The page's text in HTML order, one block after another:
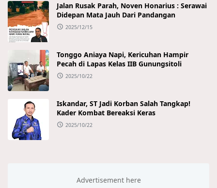
Jalan Rusak Parah, Noven Honarius : Serawai
Didepan Mata Jauh Dari Pandangan
2025/12/15
Tonggo Aniaya Napi, Kericuhan Hampir
Pecah di Lapas Kelas IIB Gunungsitoli
2025/10/22
Iskandar, ST Jadi Korban Salah Tangkap!
Kader Kombat Bereaksi Keras
2025/10/22